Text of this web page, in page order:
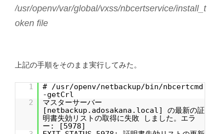
/usr/openv/var/global/vxss/nbcertservice/install_t
oken file
上記の手順をそのまま実行してみた。
1
# /usr/openv/netbackup/bin/nbcertcmd
-getCrl
2
マスターサーバー
[netbackup.adosakana.local] の最新の証
明書失効リストの取得に失敗 しました。エラ
ー: [5978]